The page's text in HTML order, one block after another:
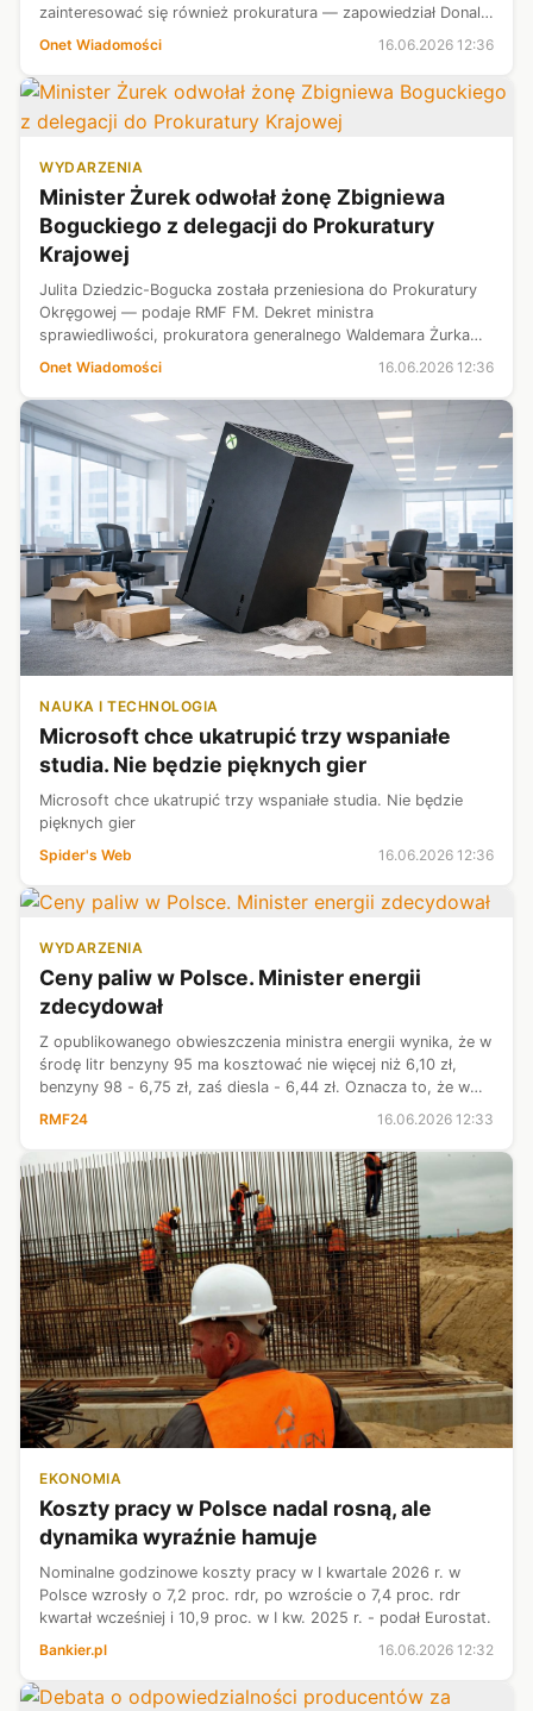
zainteresować się również prokuratura — zapowiedział Donald
Tusk. Poinformował również o podjęciu konkretnych kroków w
sprawie.
Onet Wiadomości 16.06.2026 12:36
WYDARZENIA
Minister Żurek odwołał żonę Zbigniewa
Boguckiego z delegacji do Prokuratury
Krajowej
Julita Dziedzic-Bogucka została przeniesiona do Prokuratury
Okręgowej — podaje RMF FM. Dekret ministra
sprawiedliwości, prokuratora generalnego Waldemara Żurka
nie zawiera uzasadnienia.
Onet Wiadomości 16.06.2026 12:36
NAUKA I TECHNOLOGIA
Microsoft chce ukatrupić trzy wspaniałe
studia. Nie będzie pięknych gier
Microsoft chce ukatrupić trzy wspaniałe studia. Nie będzie
pięknych gier
Spider's Web
16.06.2026 12:36
WYDARZENIA
Ceny paliw w Polsce. Minister energii
zdecydował
Z opublikowanego obwieszczenia ministra energii wynika, że w
środę litr benzyny 95 ma kosztować nie więcej niż 6,10 zł,
benzyny 98 - 6,75 zł, zaś diesla - 6,44 zł. Oznacza to, że w
porównaniu z wtorkiem ceny maksymalne paliw będą wyższe.
RMF24 16.06.2026 12:33
EKONOMIA
Koszty pracy w Polsce nadal rosną, ale
dynamika wyraźnie hamuje
Nominalne godzinowe koszty pracy w I kwartale 2026 r. w
Polsce wzrosły o 7,2 proc. rdr, po wzroście o 7,4 proc. rdr
kwartał wcześniej i 10,9 proc. w I kw. 2025 r. - podał Eurostat.
Bankier.pl
16.06.2026 12:32